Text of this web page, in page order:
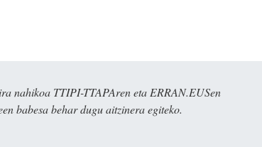
nahikoa TTIPI-TTAPAren eta ERRAN.EUSen
babesa behar dugu aitzinera egiteko.